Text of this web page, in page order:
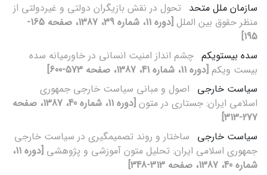
سازمان ملل متحد تحول در نقش بازیگران دولتی و غیردولتی از
منظر حقوق بین ‏الملل
[دوره 11، شماره 39، 1387، صفحه 165-
195]
سده بیست‏ویکم چشم‏ انداز امنیت انسانی در خاورمیانه سده
بیست‏ ویکم [دوره 11، شماره 41، 1387، صفحه 573-600]
سیاست خارجی اصول و مبانی سیاست خارجی جمهوری
اسلامی ایران: جستاری در متون
[دوره 11، شماره 40، 1387، صفحه
277-313]
سیاست خارجی ساختار و روند تصمیم‏گیری در سیاست خارجی
جمهوری اسلامی ایران: تحلیل متون آموزشی و پژوهشی
[دوره 11،
شماره 40، 1387، صفحه 313-348]